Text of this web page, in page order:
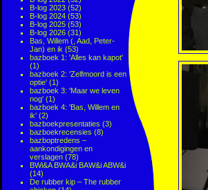
B-log 2023 (52)
B-log 2024 (53)
B-log 2025 (53)
B-log 2026 (31)
Bas, Willem (, Aad, Peter-
Jan) en ik (53)
bazboek 1: 'Alles kan kapot'
(1)
bazboek 2: 'Zelfmoord is een
optie' (1)
bazboek 3: 'Maar we leven
nog' (1)
bazboek 4: 'Bas, Willem en
ik' (2)
bazboekpresentaties (3)
bazboekrecensies (8)
bazboptredens –
aankondigingen en
verslagen (78)
BWi&A BWA&i BAW&i ABW&i
(14)
De rubber kip – The rubber